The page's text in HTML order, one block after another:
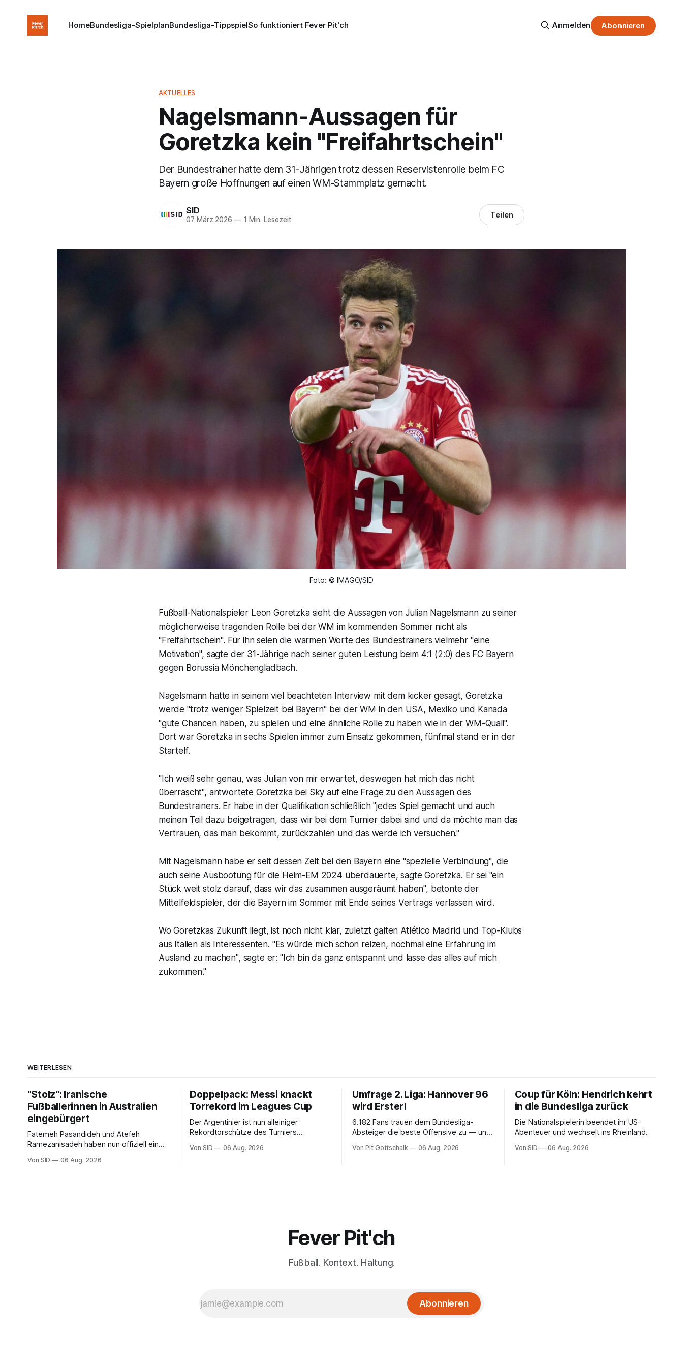
HomeBundesliga-SpielplanBundesliga-TippspielSo funktioniert Fever Pit'ch Anmelden Abonnieren
AKTUELLES
Nagelsmann-Aussagen für
Goretzka kein "Freifahrtschein"
Der Bundestrainer hatte dem 31-Jährigen trotz dessen Reservistenrolle beim FC
Bayern große Hoffnungen auf einen WM-Stammplatz gemacht.
SID
07 März 2026 —1 Min. Lesezeit Teilen
Foto: © IMAGO/SID
Fußball-Nationalspieler Leon Goretzka sieht die Aussagen von Julian Nagelsmann zu seiner
möglicherweise tragenden Rolle bei der WM im kommenden Sommer nicht als
"Freifahrtschein". Für ihn seien die warmen Worte des Bundestrainers vielmehr "eine
Motivation", sagte der 31-Jährige nach seiner guten Leistung beim 4:1 (2:0) des FC Bayern
gegen Borussia Mönchengladbach.
Nagelsmann hatte in seinem viel beachteten Interview mit dem kicker gesagt, Goretzka
werde "trotz weniger Spielzeit bei Bayern" bei der WM in den USA, Mexiko und Kanada
"gute Chancen haben, zu spielen und eine ähnliche Rolle zu haben wie in der WM-Quali".
Dort war Goretzka in sechs Spielen immer zum Einsatz gekommen, fünfmal stand er in der
Startelf.
"Ich weiß sehr genau, was Julian von mir erwartet, deswegen hat mich das nicht
überrascht", antwortete Goretzka bei Sky auf eine Frage zu den Aussagen des
Bundestrainers. Er habe in der Qualifikation schließlich "jedes Spiel gemacht und auch
meinen Teil dazu beigetragen, dass wir bei dem Turnier dabei sind und da möchte man das
Vertrauen, das man bekommt, zurückzahlen und das werde ich versuchen."
Mit Nagelsmann habe er seit dessen Zeit bei den Bayern eine "spezielle Verbindung", die
auch seine Ausbootung für die Heim-EM 2024 überdauerte, sagte Goretzka. Er sei "ein
Stück weit stolz darauf, dass wir das zusammen ausgeräumt haben", betonte der
Mittelfeldspieler, der die Bayern im Sommer mit Ende seines Vertrags verlassen wird.
Wo Goretzkas Zukunft liegt, ist noch nicht klar, zuletzt galten Atlético Madrid und Top-Klubs
aus Italien als Interessenten. "Es würde mich schon reizen, nochmal eine Erfahrung im
Ausland zu machen", sagte er: "Ich bin da ganz entspannt und lasse das alles auf mich
zukommen."
WEITERLESEN
"Stolz": Iranische
Fußballerinnen in Australien
eingebürgert
Fatemeh Pasandideh und Atefeh
Ramezanisadeh haben nun offiziell eine
sangen sie die iranische Hymne nicht
Von SID 06 Aug. 2026
Doppelpack: Messi knackt
Torrekord im Leagues Cup
Der Argentinier ist nun alleiniger
Rekordtorschütze des Turniers
nordamerikanischen MLS und der
Von SID 06 Aug. 2026
Umfrage 2. Liga: Hannover 96
wird Erster!
6.182 Fans trauen dem Bundesliga-
Absteiger die beste Offensive zu — und
Der Favorit ist ausgerechnet der größte
Von Pit Gottschalk 06 Aug. 2026
Coup für Köln: Hendrich kehrt
in die Bundesliga zurück
Die Nationalspielerin beendet ihr US-
Abenteuer und wechselt ins Rheinland.
Von SID 06 Aug. 2026
Fever Pit'ch
Fußball. Kontext. Haltung.
Abonnieren